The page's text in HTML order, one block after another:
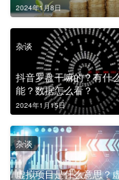
2024年1月8日
抖音罗盘干嘛的？有什
能？数据怎么看？
2024年1月15日
杂谈
虚拟项目是什么意思？
杂谈